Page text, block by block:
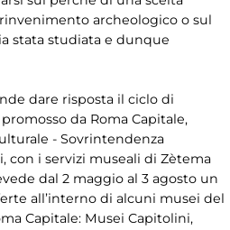
archeologico o sul
stata studiata e dunque
dare risposta il ciclo di
da Roma Capitale,
- Sovrintendenza
con i servizi museali di Zètema
dal 2 maggio al 3 agosto un
all’interno di alcuni musei del
Capitale: Musei Capitolini,